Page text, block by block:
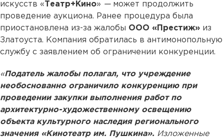
искусств «Театр+Кино» —может продолжить
проведение аукциона. Ранее процедура была
приостановлена из-за жалобы ООО «Престиж» из
Златоуста. Компания обратилась в антимонопольную
службу с заявлением об ограничении конкуренции.
«Податель жалобы полагал, что учреждение
необоснованно ограничило конкуренцию при
проведении закупки выполнения работ по
архитектурно-художественному освещению
объекта культурного наследия регионального
значения «Кинотеатр им. Пушкина». Изложенные